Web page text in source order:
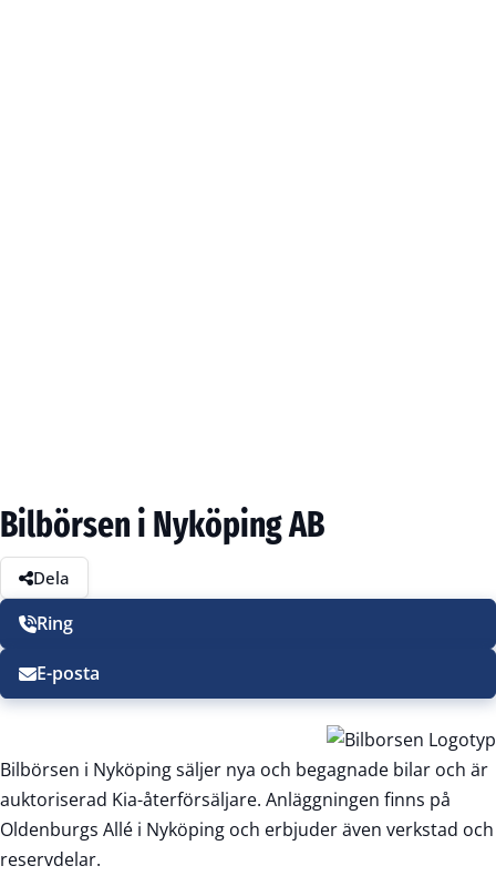
Bilbörsen i Nyköping AB
Dela
Ring
E-posta
Bilbörsen i Nyköping säljer nya och begagnade bilar och är
auktoriserad Kia-återförsäljare. Anläggningen finns på
Oldenburgs Allé i Nyköping och erbjuder även verkstad och
reservdelar.